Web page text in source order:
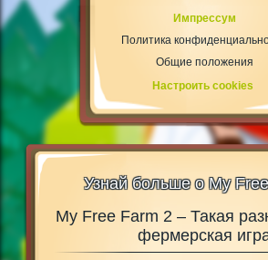
Импрессум
Политика
Общие положения
Настроить cookies
Узнай больше о My
My Free Farm 2 – Такая
фермерская